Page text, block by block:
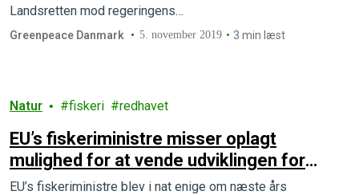
Landsretten mod regeringens…
Greenpeace Danmark 5. november 2019 3 min læst
Natur fiskeri redhavet
EU’s fiskeriministre misser oplagt
mulighed for at vende udviklingen for
Østersøens pressede fiskebestande
EU’s fiskeriministre blev i nat enige om næste års